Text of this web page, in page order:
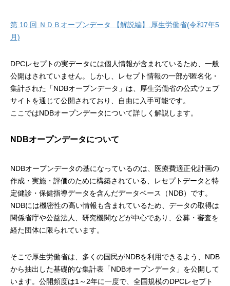
第 10 回 ＮＤＢオープンデータ 【解説編】,厚生労働省(令和7年5
月)
DPCレセプトの実データには個人情報が含まれているため、一般
公開はされていません。しかし、レセプト情報の一部が匿名化・
集計された「NDBオープンデータ」は、厚生労働省の公式ウェブ
サイトを通じて公開されており、自由に入手可能です。
ここではNDBオープンデータについて詳しく解説します。
NDBオープンデータについて
NDBオープンデータの基になっているのは、医療費適正化計画の
作成・実施・評価のために構築されている、レセプトデータと特
定健診・保健指導データを含んだデータベース（NDB）です。
NDBには機密性の高い情報も含まれているため、データの取得は
関係省庁や公益法人、研究機関などが中心であり、公募・審査を
経た団体に限られています。
そこで厚生労働省は、多くの国民がNDBを利用できるよう、NDB
から抽出した基礎的な集計表「NDBオープンデータ」を公開して
います。公開頻度は1～2年に一度で、全国規模のDPCレセプト